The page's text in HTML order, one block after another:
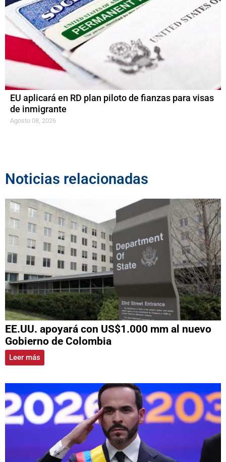
EU aplicará en RD plan piloto de fianzas para visas
de inmigrante
Agosto 08, 2026
Noticias relacionadas
EE.UU. apoyará con US$1.000 mm al nuevo
Gobierno de Colombia
Leer más